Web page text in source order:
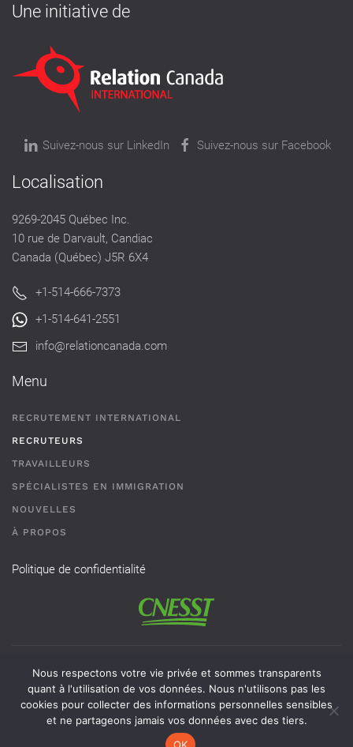
Une initiative de
Suivez-nous sur LinkedIn Suivez-nous sur Facebook
Localisation
9269-2045 Québec Inc.
10 rue de Darvault, Candiac
Canada (Québec) J5R 6X4
+1-514-666-7373
+1-514-641-2551
info@relationcanada.com
Menu
RECRUTEMENT INTERNATIONAL
RECRUTEURS
TRAVAILLEURS
SPÉCIALISTES EN IMMIGRATION
NOUVELLES
À PROPOS
Politique de confidentialité
Permis de recrutement # AR-2101593 - Une agence de
recrutement de travailleurs étrangers temporaires doit
obligatoirement avoir un permis valide délivré par la CNESST
pour exercer ses activités au Québec.
Nous respectons votre vie privée et sommes transparents
quant à l'utilisation de vos données. Nous n'utilisons pas les
cookies pour collecter des informations personnelles sensibles
et ne partageons jamais vos données avec des tiers.
OK